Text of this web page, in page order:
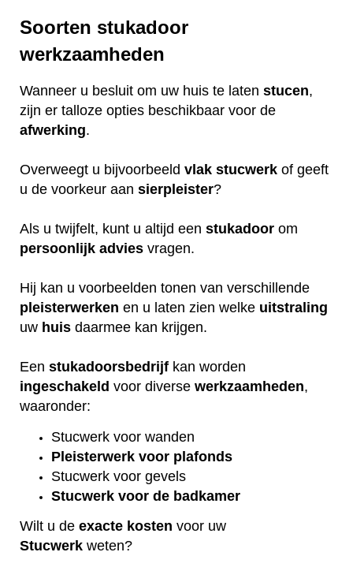
Soorten stukadoor
werkzaamheden
Wanneer u besluit om uw huis te laten stucen,
zijn er talloze opties beschikbaar voor de
afwerking.
Overweegt u bijvoorbeeld vlak stucwerk of geeft
u de voorkeur aan sierpleister?
Als u twijfelt, kunt u altijd een stukadoor om
persoonlijk advies vragen.
Hij kan u voorbeelden tonen van verschillende
pleisterwerken en u laten zien welke uitstraling
uw huis daarmee kan krijgen.
Een stukadoorsbedrijf kan worden
ingeschakeld voor diverse werkzaamheden,
waaronder:
Stucwerk voor wanden
Pleisterwerk voor plafonds
Stucwerk voor gevels
Stucwerk voor de badkamer
Wilt u de exacte kosten voor uw
Stucwerk weten?